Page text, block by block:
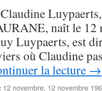
naît le 12
Luypaerts, est
où Claudine
la lecture →
12 novembre, 12 novembre